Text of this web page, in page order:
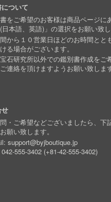
ついて
をご希望のお客様は商品ページに
日本語、英語)」の選択をお願い致し
から１０営業日ほどのお時間とと
る場合がございます。
石研究所以外での鑑別書作成をご
連絡を頂けますようお願い致します
せ
・ご希望などございましたら、下
願い致します。
support@byjboutique.jp
042-555-3402 (+81-42-555-3402)